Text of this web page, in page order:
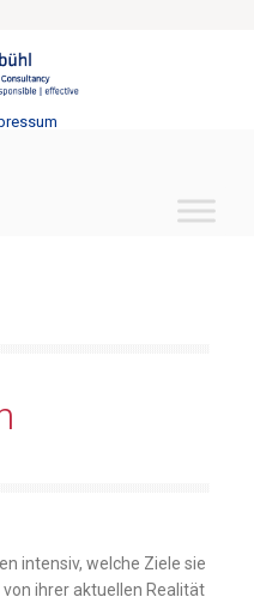
intensiv, welche Ziele sie
ihrer aktuellen Realität